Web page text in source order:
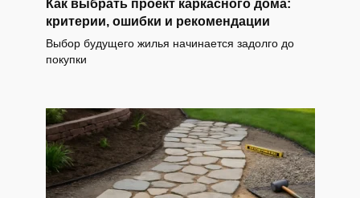
Как выбрать проект каркасного дома:
критерии, ошибки и рекомендации
Выбор будущего жилья начинается задолго до
покупки